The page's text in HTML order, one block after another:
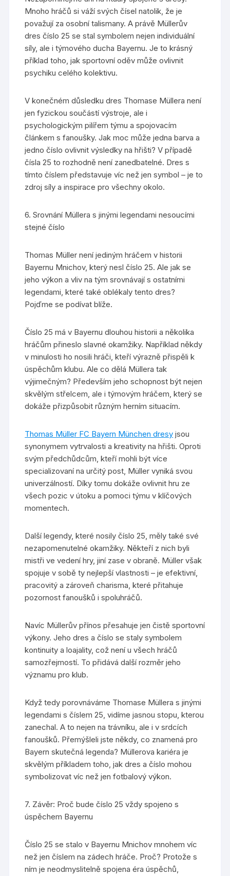
Mnoho hráčů si váží svých čísel natolik, že je
považují za osobní talismany. A právě Müllerův
dres číslo 25 se stal symbolem nejen individuální
síly, ale i týmového ducha Bayernu. Je to krásný
příklad toho, jak sportovní oděv může ovlivnit
psychiku celého kolektivu.
V konečném důsledku dres Thomase Müllera není
jen fyzickou součástí výstroje, ale i
psychologickým pilířem týmu a spojovacím
článkem s fanoušky. Jak moc může jedna barva a
jedno číslo ovlivnit výsledky na hřišti? V případě
čísla 25 to rozhodně není zanedbatelné. Dres s
tímto číslem představuje víc než jen symbol – je to
zdroj síly a inspirace pro všechny okolo.
6. Srovnání Müllera s jinými legendami nesoucími
stejné číslo
Thomas Müller není jediným hráčem v historii
Bayernu Mnichov, který nesl číslo 25. Ale jak se
jeho výkon a vliv na tým srovnávají s ostatními
legendami, které také oblékaly tento dres?
Pojďme se podívat blíže.
Číslo 25 má v Bayernu dlouhou historii a několika
hráčům přineslo slavné okamžiky. Například někdy
v minulosti ho nosili hráči, kteří výrazně přispěli k
úspěchům klubu. Ale co dělá Müllera tak
výjimečným? Především jeho schopnost být nejen
skvělým střelcem, ale i týmovým hráčem, který se
dokáže přizpůsobit různým herním situacím.
Thomas Müller FC Bayern München dresy jsou
synonymem vytrvalosti a kreativity na hřišti. Oproti
svým předchůdcům, kteří mohli být více
specializovaní na určitý post, Müller vyniká svou
univerzálností. Díky tomu dokáže ovlivnit hru ze
všech pozic v útoku a pomoci týmu v klíčových
momentech.
Další legendy, které nosily číslo 25, měly také své
nezapomenutelné okamžiky. Někteří z nich byli
mistři ve vedení hry, jiní zase v obraně. Müller však
spojuje v sobě ty nejlepší vlastnosti – je efektivní,
pracovitý a zároveň charisma, které přitahuje
pozornost fanoušků i spoluhráčů.
Navíc Müllerův přínos přesahuje jen čistě sportovní
výkony. Jeho dres a číslo se staly symbolem
kontinuity a loajality, což není u všech hráčů
samozřejmostí. To přidává další rozměr jeho
významu pro klub.
Když tedy porovnáváme Thomase Müllera s jinými
legendami s číslem 25, vidíme jasnou stopu, kterou
zanechal. A to nejen na trávníku, ale i v srdcích
fanoušků. Přemýšleli jste někdy, co znamená pro
Bayern skutečná legenda? Müllerova kariéra je
skvělým příkladem toho, jak dres a číslo mohou
symbolizovat víc než jen fotbalový výkon.
7. Závěr: Proč bude číslo 25 vždy spojeno s
úspěchem Bayernu
Číslo 25 se stalo v Bayernu Mnichov mnohem víc
než jen číslem na zádech hráče. Proč? Protože s
ním je neodmyslitelně spojena éra úspěchů,